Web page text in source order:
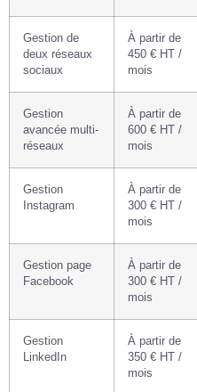
Gestion de
deux réseaux
sociaux
À partir de
450 € HT /
mois
Gestion
avancée multi-
réseaux
À partir de
600 € HT /
mois
Gestion
Instagram
À partir de
300 € HT /
mois
Gestion page
Facebook
À partir de
300 € HT /
mois
Gestion
LinkedIn
À partir de
350 € HT /
mois